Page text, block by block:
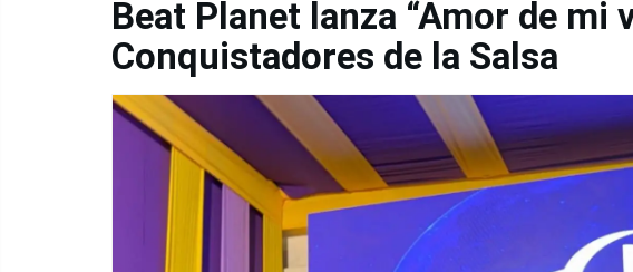
Beat Planet lanza “Amor de mi
Conquistadores de la Salsa